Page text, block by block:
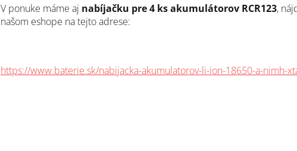
V ponuke máme aj nabíjačku pre 4 ks akumulátorov RCR123,
našom eshope na tejto adrese:
https://www.baterie.sk/nabijacka-akumulatorov-li-ion-18650-a-nimh-